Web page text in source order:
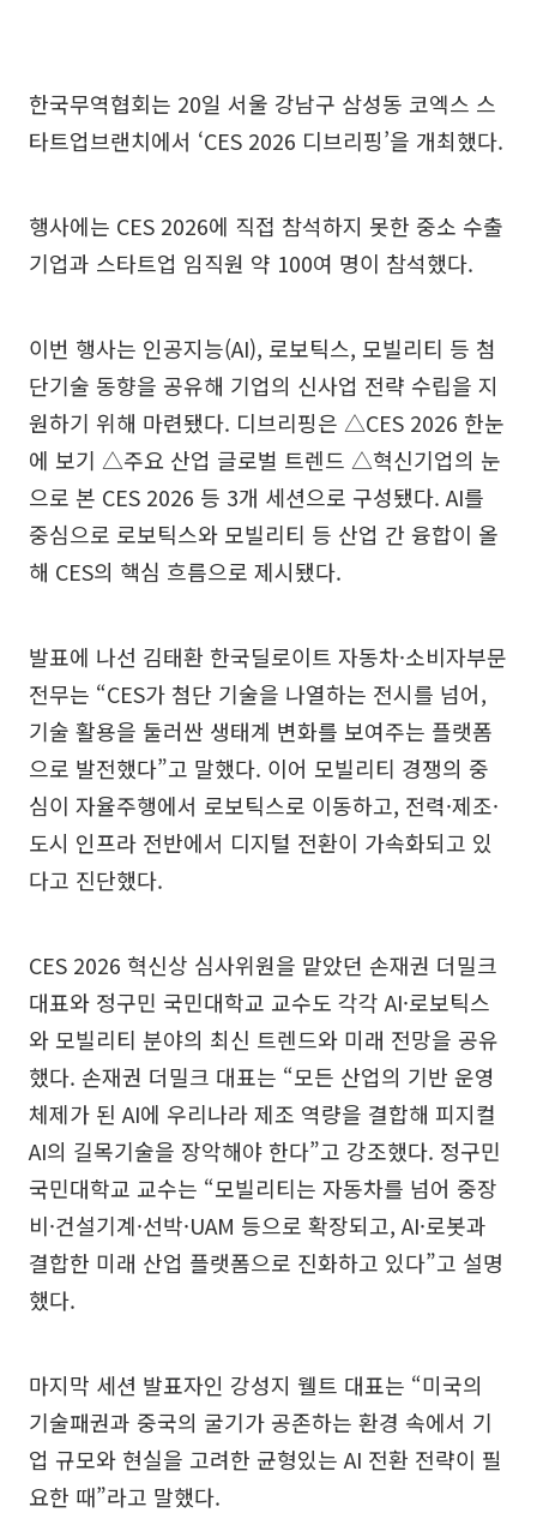
한국무역협회는 20일 서울 강남구 삼성동 코엑스 스
타트업브랜치에서 ‘CES 2026 디브리핑’을 개최했다.
행사에는 CES 2026에 직접 참석하지 못한 중소 수출
기업과 스타트업 임직원 약 100여 명이 참석했다.
이번 행사는 인공지능(AI), 로보틱스, 모빌리티 등 첨
단기술 동향을 공유해 기업의 신사업 전략 수립을 지
원하기 위해 마련됐다. 디브리핑은 △CES 2026 한눈
에 보기 △주요 산업 글로벌 트렌드 △혁신기업의 눈
으로 본 CES 2026 등 3개 세션으로 구성됐다. AI를
중심으로 로보틱스와 모빌리티 등 산업 간 융합이 올
해 CES의 핵심 흐름으로 제시됐다.
발표에 나선 김태환 한국딜로이트 자동차·소비자부문
전무는 “CES가 첨단 기술을 나열하는 전시를 넘어,
기술 활용을 둘러싼 생태계 변화를 보여주는 플랫폼
으로 발전했다”고 말했다. 이어 모빌리티 경쟁의 중
심이 자율주행에서 로보틱스로 이동하고, 전력·제조·
도시 인프라 전반에서 디지털 전환이 가속화되고 있
다고 진단했다.
CES 2026 혁신상 심사위원을 맡았던 손재권 더밀크
대표와 정구민 국민대학교 교수도 각각 AI·로보틱스
와 모빌리티 분야의 최신 트렌드와 미래 전망을 공유
했다. 손재권 더밀크 대표는 “모든 산업의 기반 운영
체제가 된 AI에 우리나라 제조 역량을 결합해 피지컬
AI의 길목기술을 장악해야 한다”고 강조했다. 정구민
국민대학교 교수는 “모빌리티는 자동차를 넘어 중장
비·건설기계·선박·UAM 등으로 확장되고, AI·로봇과
결합한 미래 산업 플랫폼으로 진화하고 있다”고 설명
했다.
마지막 세션 발표자인 강성지 웰트 대표는 “미국의
기술패권과 중국의 굴기가 공존하는 환경 속에서 기
업 규모와 현실을 고려한 균형있는 AI 전환 전략이 필
요한 때”라고 말했다.